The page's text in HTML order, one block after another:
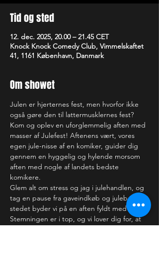
Tid og sted
12. dec. 2025, 20.00 – 21.45 CET
Knock Knock Comedy Club, Vimmelskaftet
41, 1161 København, Danmark
Om showet
Julen er hjerternes fest, men hvorfor ikke
også gøre den til lattermusklernes fest?
Kom og oplev en uforglemmelig aften med
masser af Julefest! Aftenens vært, vores
egen jule-nisse af en komiker, guider dig
gennem en hyggelig og hylende morsom
aften med nogle af landets bedste
komikere.
Glem alt om stress og jag i julehandlen, og
tag en pause fra gaveindkøb og julebag. I
stedet byder vi på en aften fyldt med latter.
Stemningen er i top, og vi lover dig for, at